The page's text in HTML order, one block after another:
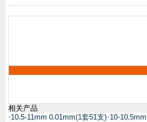
相关产品
·10.5-11mm 0.01mm(1套51支)·10-